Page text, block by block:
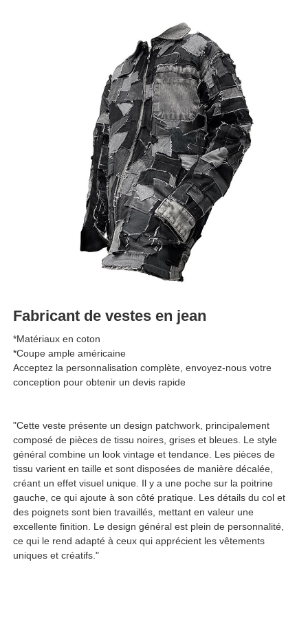
Fabricant de vestes en jean
*Matériaux en coton
*Coupe ample américaine
Acceptez la personnalisation complète, envoyez-nous votre
conception pour obtenir un devis rapide
"Cette veste présente un design patchwork, principalement
composé de pièces de tissu noires, grises et bleues. Le style
général combine un look vintage et tendance. Les pièces de
tissu varient en taille et sont disposées de manière décalée,
créant un effet visuel unique. Il y a une poche sur la poitrine
gauche, ce qui ajoute à son côté pratique. Les détails du col et
des poignets sont bien travaillés, mettant en valeur une
excellente finition. Le design général est plein de personnalité,
ce qui le rend adapté à ceux qui apprécient les vêtements
uniques et créatifs."